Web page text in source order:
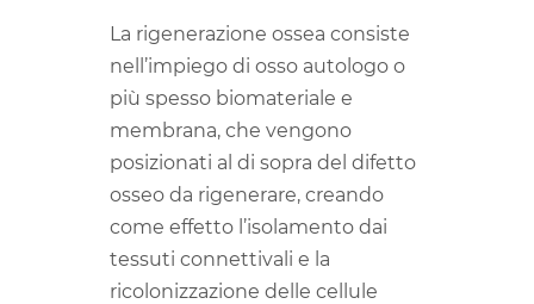
La rigenerazione ossea consiste
nell’impiego di osso autologo o
più spesso biomateriale e
membrana, che vengono
posizionati al di sopra del difetto
osseo da rigenerare, creando
come effetto l’isolamento dai
tessuti connettivali e la
ricolonizzazione delle cellule